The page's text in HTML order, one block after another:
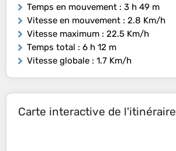
Temps en mouvement : 3 h 49 m
Vitesse en mouvement : 2.8 Km/h
Vitesse maximum : 22.5 Km/h
Temps total : 6 h 12 m
Vitesse globale : 1.7 Km/h
Carte interactive de l'itinéraire